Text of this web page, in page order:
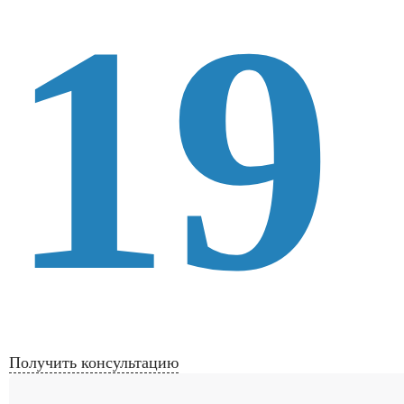
19
Получить консультацию